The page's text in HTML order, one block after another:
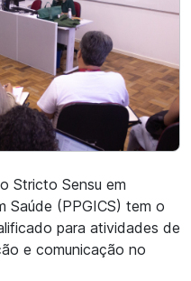
Stricto Sensu em
Saúde (PPGICS) tem o
para atividades de
e comunicação no